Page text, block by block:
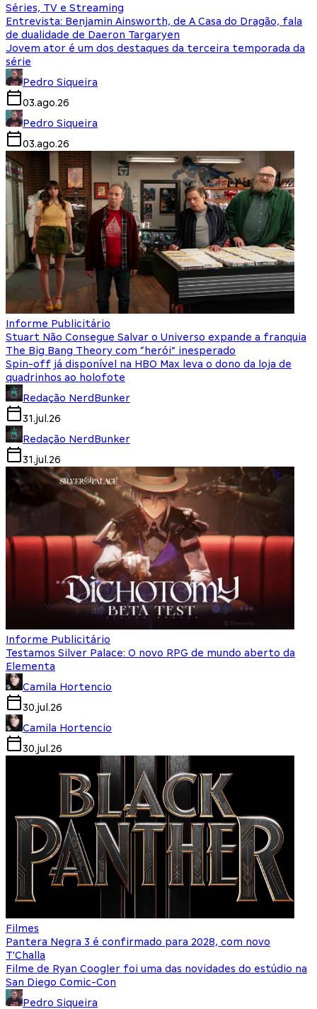
Séries, TV e Streaming
Entrevista: Benjamin Ainsworth, de A Casa do Dragão, fala
de dualidade de Daeron Targaryen
Jovem ator é um dos destaques da terceira temporada da
série
Pedro Siqueira
03.ago.26
Pedro Siqueira
03.ago.26
Informe Publicitário
Stuart Não Consegue Salvar o Universo expande a franquia
The Big Bang Theory com “herói” inesperado
Spin-off já disponível na HBO Max leva o dono da loja de
quadrinhos ao holofote
Redação NerdBunker
31.jul.26
Redação NerdBunker
31.jul.26
Informe Publicitário
Testamos Silver Palace: O novo RPG de mundo aberto da
Elementa
Camila Hortencio
30.jul.26
Camila Hortencio
30.jul.26
Filmes
Pantera Negra 3 é confirmado para 2028, com novo
T'Challa
Filme de Ryan Coogler foi uma das novidades do estúdio na
San Diego Comic-Con
Pedro Siqueira